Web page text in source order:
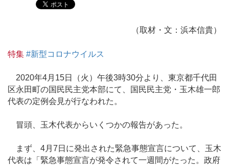
（取材・文：浜本信貴）
特集 #新型コロナウイルス
2020年4月15日（火）午後3時30分より、東京都千代田
区永田町の国民民主党本部にて、国民民主党・玉木雄一郎
代表の定例会見が行なわれた。
冒頭、玉木代表からいくつかの報告があった。
まず、4月7日に発出された緊急事態宣言について、玉木
代表は「緊急事態宣言が発令されて一週間がたった。政府